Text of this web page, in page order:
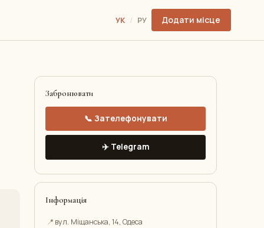
УК / РУ Додати місце
Забронювати
📞 Зателефонувати
✈️ Telegram
Інформація
📍 вул. Міщанська, 14, Одеса